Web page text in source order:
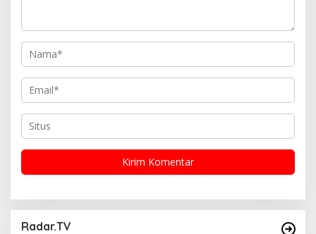
Radar.TV